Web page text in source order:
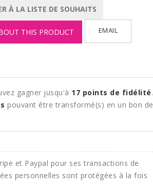
À LA LISTE DE SOUHAITS
THIS PRODUCT EMAIL
gagner jusqu'à 17 points de fidélité.
pouvant être transformé(s) en un bon de